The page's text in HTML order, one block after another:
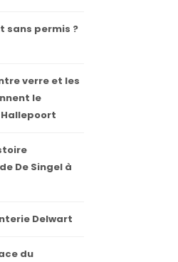
sans permis ?
verre et les
le
De Singel à
Delwart
du